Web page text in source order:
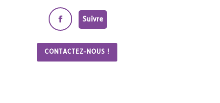
Suivre
CONTACTEZ-NOUS !